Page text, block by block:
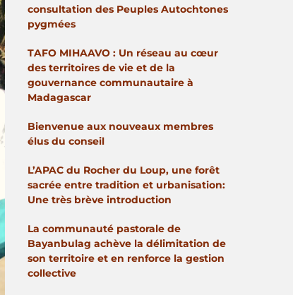
consultation des Peuples Autochtones
pygmées
TAFO MIHAAVO : Un réseau au cœur
des territoires de vie et de la
gouvernance communautaire à
Madagascar
Bienvenue aux nouveaux membres
élus du conseil
L’APAC du Rocher du Loup, une forêt
sacrée entre tradition et urbanisation:
Une très brève introduction
La communauté pastorale de
Bayanbulag achève la délimitation de
son territoire et en renforce la gestion
collective